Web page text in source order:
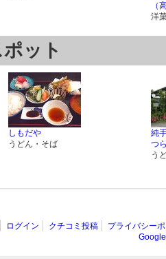
（
洋
ット
しもだや
うどん・そば
純
つ
う
ログイン クチコミ投稿
プライバシー